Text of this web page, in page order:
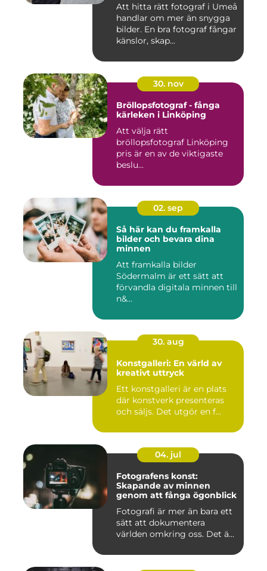
Att hitta rätt fotograf i Umeå
handlar om mer än snygga
bilder. En bra fotograf fångar
känslor, skap...
30. nov
Bröllopsfotograf - fånga
kärleken i Linköping
Att välja rätt
bröllopsfotograf Linköping
pris är en av de viktigaste
beslu...
02. sep
Så här kan du framkalla
bilder och bevara dina
minnen
Att framkalla bilder
Södermalm är ett sätt att
förvandla digitala minnen till
n&...
30. aug
Konstgalleri: En värld av
kreativt uttryck
Ett konstgalleri är en plats
där konstverk presenteras
och säljs. Det utgör en f...
04. jul
Fotografens konst:
Skapande av minnen
genom att fånga ögonblick
Fotografi är mer än bara ett
sätt att dokumentera
världen omkring oss. Det ä...